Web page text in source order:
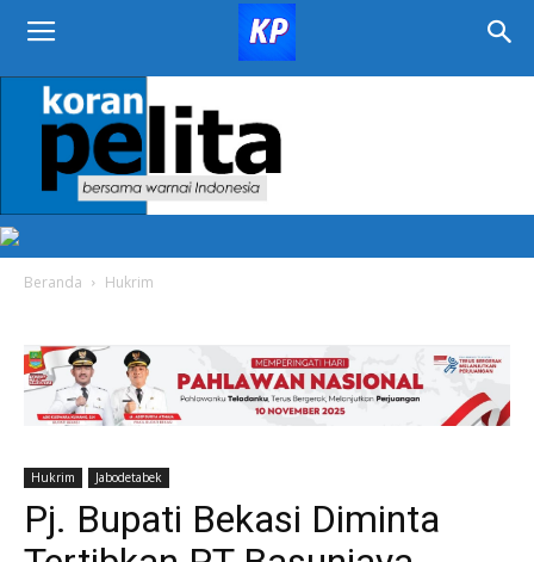
KORAN
PELITA
Beranda Hukrim
Hukrim Jabodetabek
Pj. Bupati Bekasi Diminta